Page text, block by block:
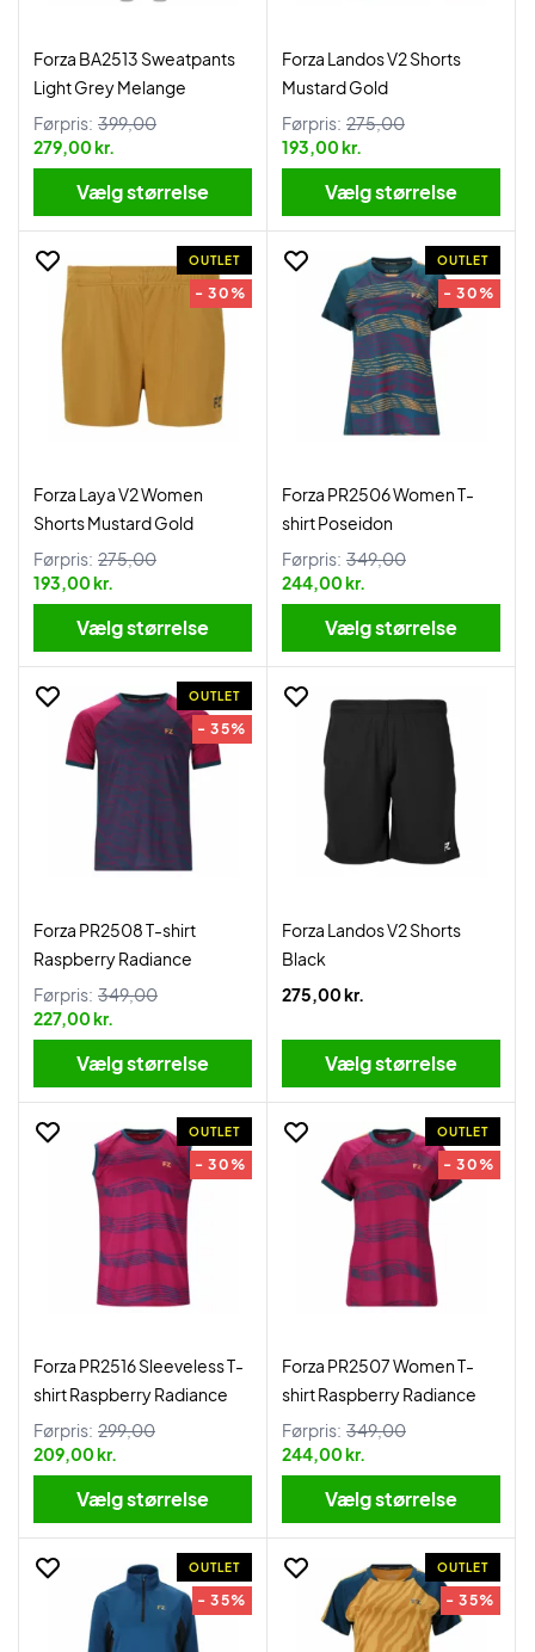
Forza BA2513 Sweatpants
Light Grey Melange
Førpris: 399,00
279,00 kr.
Vælg størrelse
Forza Landos V2 Shorts
Mustard Gold
Førpris: 275,00
193,00 kr.
Vælg størrelse
OUTLET
- 30%
Forza Laya V2 Women
Shorts Mustard Gold
Førpris: 275,00
193,00 kr.
Vælg størrelse
OUTLET
- 30%
Forza PR2506 Women T-
shirt Poseidon
Førpris: 349,00
244,00 kr.
Vælg størrelse
OUTLET
- 35%
Forza PR2508 T-shirt
Raspberry Radiance
Førpris: 349,00
227,00 kr.
Vælg størrelse
Forza Landos V2 Shorts
Black
275,00 kr.
Vælg størrelse
OUTLET
- 30%
Forza PR2516 Sleeveless T-
shirt Raspberry Radiance
Førpris: 299,00
209,00 kr.
Vælg størrelse
OUTLET
- 30%
Forza PR2507 Women T-
shirt Raspberry Radiance
Førpris: 349,00
244,00 kr.
Vælg størrelse
OUTLET
- 35%
OUTLET
- 35%